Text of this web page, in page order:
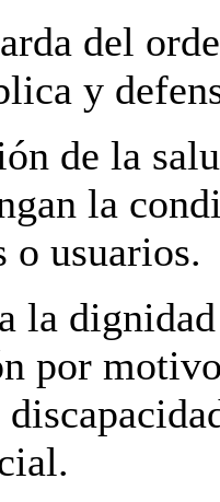
del
y
de la
la
o usuarios.
la
por